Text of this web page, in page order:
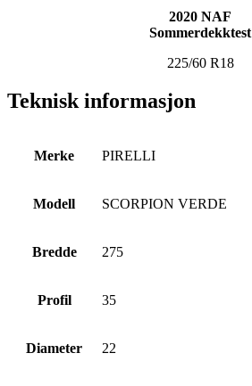
2020 NAF
Sommerdekktest
225/60 R18
Teknisk informasjon
Merke PIRELLI
Modell SCORPION VERDE
Bredde 275
Profil 35
Diameter 22